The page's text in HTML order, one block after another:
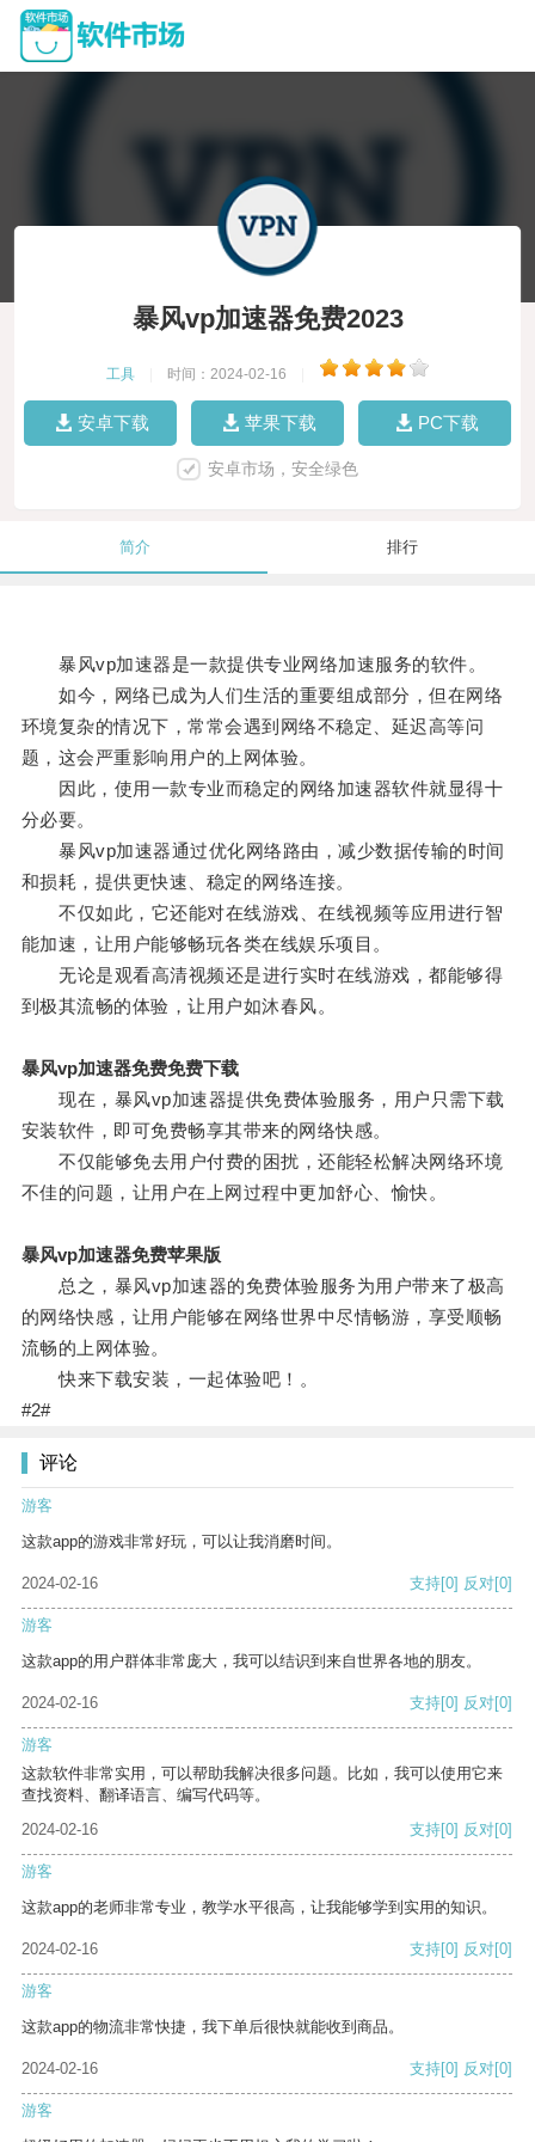
暴风vp加速器免费2023
工具 时间：2024-02-16
安卓下载 苹果下载 PC下载
安卓市场，安全绿色
简介 排行
暴风vp加速器是一款提供专业网络加速服务的软件。
如今，网络已成为人们生活的重要组成部分，但在网络
环境复杂的情况下，常常会遇到网络不稳定、延迟高等问
题，这会严重影响用户的上网体验。
因此，使用一款专业而稳定的网络加速器软件就显得十
分必要。
暴风vp加速器通过优化网络路由，减少数据传输的时间
和损耗，提供更快速、稳定的网络连接。
不仅如此，它还能对在线游戏、在线视频等应用进行智
能加速，让用户能够畅玩各类在线娱乐项目。
无论是观看高清视频还是进行实时在线游戏，都能够得
到极其流畅的体验，让用户如沐春风。
暴风vp加速器免费免费下载
现在，暴风vp加速器提供免费体验服务，用户只需下载
安装软件，即可免费畅享其带来的网络快感。
不仅能够免去用户付费的困扰，还能轻松解决网络环境
不佳的问题，让用户在上网过程中更加舒心、愉快。
暴风vp加速器免费苹果版
总之，暴风vp加速器的免费体验服务为用户带来了极高
的网络快感，让用户能够在网络世界中尽情畅游，享受顺畅
流畅的上网体验。
快来下载安装，一起体验吧！。
#2#
评论
游客
这款app的游戏非常好玩，可以让我消磨时间。
2024-02-16 支持[0] 反对[0]
游客
这款app的用户群体非常庞大，我可以结识到来自世界各地的朋友。
2024-02-16 支持[0] 反对[0]
游客
这款软件非常实用，可以帮助我解决很多问题。比如，我可以使用它来
查找资料、翻译语言、编写代码等。
2024-02-16
支持[0] 反对[0]
游客
这款app的老师非常专业，教学水平很高，让我能够学到实用的知识。
2024-02-16 支持[0] 反对[0]
游客
这款app的物流非常快捷，我下单后很快就能收到商品。
2024-02-16 支持[0] 反对[0]
游客